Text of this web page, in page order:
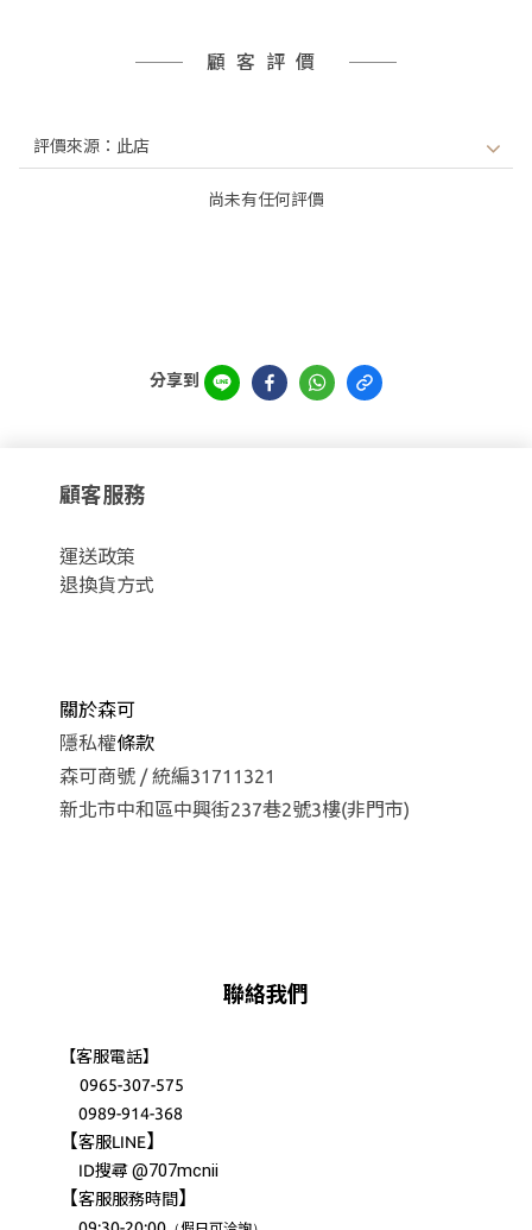
顧客評價
尚未有任何評價
分享到
顧客服務
運送政策
退換貨方式
關於森可
隱私權條款
森可商號 / 統編31711321
新北市中和區中興街237巷2號3樓(非門市)
聯絡我們
【客服電話】
0965-307-575
0989-914-368
【客服LINE】
ID搜尋@707mcnii
【客服服務時間 】